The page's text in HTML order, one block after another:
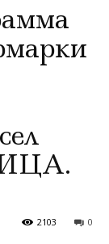
0
2103